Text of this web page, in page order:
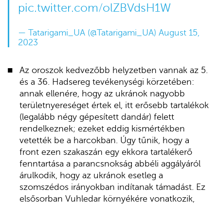
pic.twitter.com/olZBVdsH1W
— Tatarigami_UA (@Tatarigami_UA) August 15,
2023
Az oroszok kedvezőbb helyzetben vannak az 5.
és a 36. Hadsereg tevékenységi körzetében:
annak ellenére, hogy az ukránok nagyobb
területnyereséget értek el, itt erősebb tartalékok
(legalább négy gépesített dandár) felett
rendelkeznek; ezeket eddig kismértékben
vetették be a harcokban. Úgy tűnik, hogy a
front ezen szakaszán egy ekkora tartalékerő
fenntartása a parancsnokság abbéli aggályáról
árulkodik, hogy az ukránok esetleg a
szomszédos irányokban indítanak támadást. Ez
elsősorban Vuhledar környékére vonatkozik,